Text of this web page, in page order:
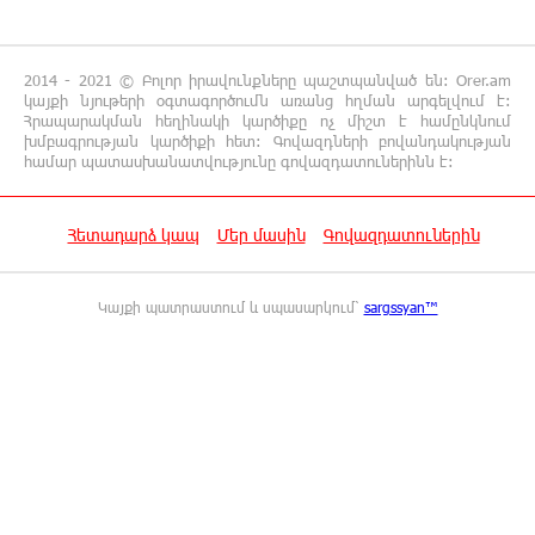
Գրանադայում տեղի ունեցած քառակողմ
հանդիպումից հետո տարածված
հայտարարության մեջ Հայաստանի տարածքը 29800
քառակուսի կիլոմետր է. Դավիթ Ղազինյան
12:00:28 7-08-2026
Առաքելական Սուրբ Եկեղեցու
2014 - 2021 © Բոլոր իրավունքները պաշտպանված են: Orer.am
կայքի նյութերի օգտագործումն առանց հղման արգելվում է:
Հրապարակման հեղինակի կարծիքը ոչ միշտ է համընկնում
խմբագրության կարծիքի հետ: Գովազդների բովանդակության
համար պատասխանատվությունը գովազդատուներինն է:
Հետադարձ կապ Մեր մասին Գովազդատուներին
Կայքի պատրաստում և սպասարկում՝ sargssyan™